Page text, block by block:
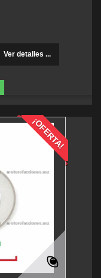
Ver detalles ...
¡OFERTA!